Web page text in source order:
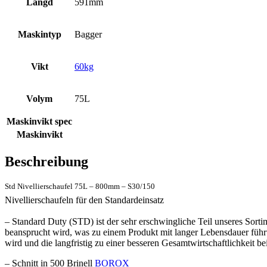
Längd 591mm
Maskintyp Bagger
Vikt 60kg
Volym 75L
Maskinvikt spec
Maskinvikt
Beschreibung
Std Nivellierschaufel 75L – 800mm – S30/150
Nivellierschaufeln für den Standardeinsatz
– Standard Duty (STD) ist der sehr erschwingliche Teil unseres
beansprucht wird, was zu einem Produkt mit langer Lebensdauer
wird und die langfristig zu einer besseren Gesamtwirtschaftlichkeit
– Schnitt in 500 Brinell BOROX